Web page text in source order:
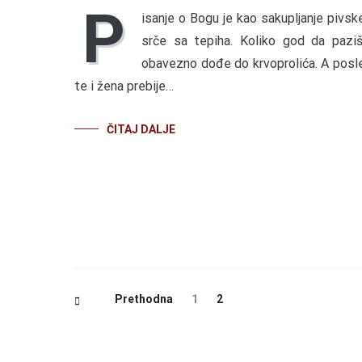
P
isanje o Bogu je kao sakupljanje
srče sa tepiha. Koliko god da
obavezno dođe do krvoprolića. A
te i žena prebije…
ČITAJ DALJE
Posts
Prethodna Page
1 Page
2